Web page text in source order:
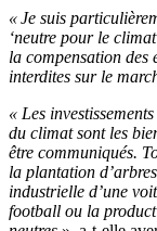
« Je suis
‘neutre pour le
la compensation des
interdites sur le
« Les
du climat sont les
être communiqués.
la plantation
industrielle d’une
football ou la